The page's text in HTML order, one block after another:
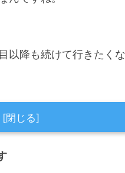
以降も続けて行きたく